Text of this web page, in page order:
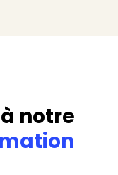
notre